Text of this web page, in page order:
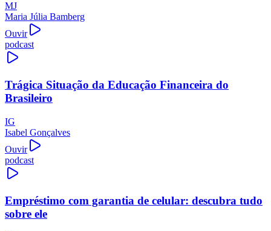
MJ
Maria Júlia Bamberg
Ouvir
podcast
Trágica Situação da Educação Financeira do
Brasileiro
IG
Isabel Gonçalves
Ouvir
podcast
Empréstimo com garantia de celular: descubra tudo
sobre ele